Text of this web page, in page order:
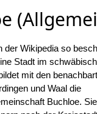
der Wikipedia so
Stadt im
mit den
und Waal die
Buchloe.